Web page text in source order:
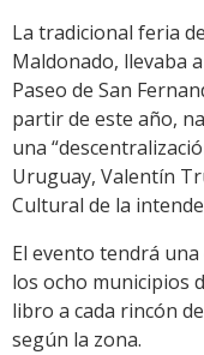
La tradicional feria
Maldonado, llevaba
Paseo de San
partir de este año,
una
Uruguay, Valentín
Cultural de la
El evento tendrá
los ocho municipios
libro a cada rincón
según la zona.